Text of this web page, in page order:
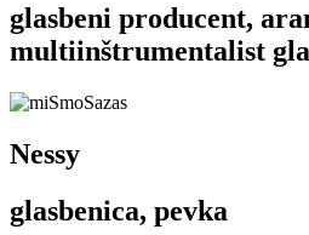
glasbeni producent,
multiinštrumentalist
Nessy
glasbenica, pevka